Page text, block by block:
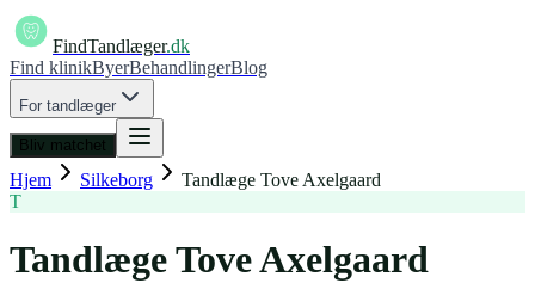
FindTandlæger.dk
Find klinikByerBehandlingerBlog
For tandlæger
Bliv matchet
Hjem Silkeborg
Tandlæge Tove Axelgaard
T
Tandlæge Tove Axelgaard